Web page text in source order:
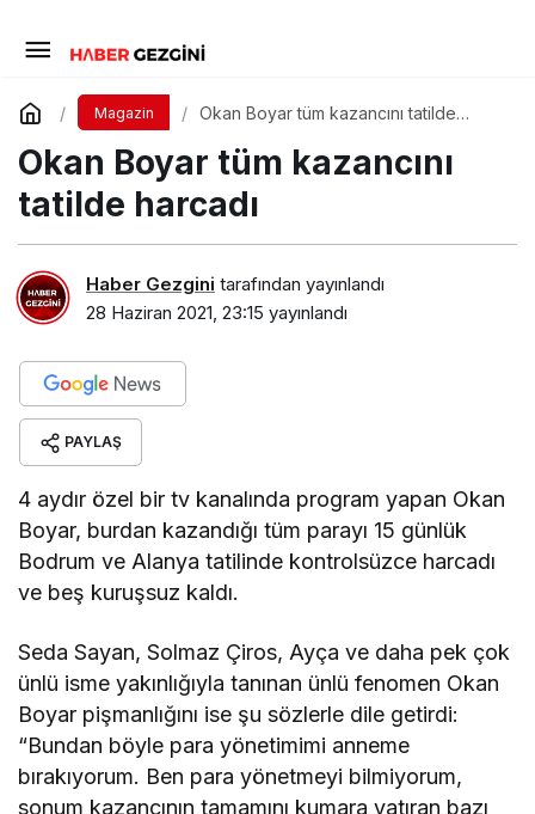
Magazin
Okan Boyar tüm kazancını tatilde
Okan Boyar tüm kazancını
tatilde harcadı
Haber Gezgini tarafından yayınlandı
28 Haziran 2021, 23:15 yayınlandı
PAYLAŞ
4 aydır özel bir tv kanalında program yapan Okan
Boyar, burdan kazandığı tüm parayı 15 günlük
Bodrum ve Alanya tatilinde kontrolsüzce harcadı
ve beş kuruşsuz kaldı.
Seda Sayan, Solmaz Çiros, Ayça ve daha pek çok
ünlü isme yakınlığıyla tanınan ünlü fenomen Okan
Boyar pişmanlığını ise şu sözlerle dile getirdi:
“Bundan böyle para yönetimimi anneme
bırakıyorum. Ben para yönetmeyi bilmiyorum,
sonum kazancının tamamını kumara yatıran bazı